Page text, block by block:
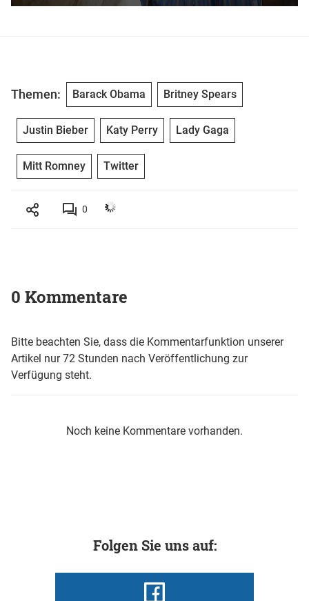
Themen: Barack Obama Britney Spears
Justin Bieber Katy Perry Lady Gaga
Mitt Romney Twitter
0
0 Kommentare
Bitte beachten Sie, dass die Kommentarfunktion unserer
Artikel nur 72 Stunden nach Veröffentlichung zur
Verfügung steht.
Noch keine Kommentare vorhanden.
Folgen Sie uns auf: